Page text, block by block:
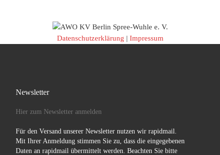
Datenschutzerklärung | Impressum
Newsletter
Hier zum Newsletter anmelden
Für den Versand unserer Newsletter nutzen wir rapidmail.
Mit Ihrer Anmeldung stimmen Sie zu, dass die eingegebenen
Daten an rapidmail übermittelt werden. Beachten Sie bitte